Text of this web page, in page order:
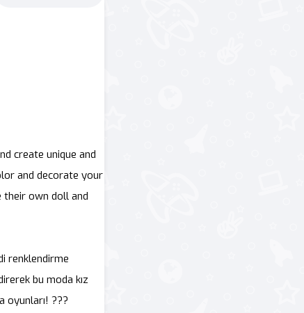
create unique and
and decorate your
own doll and
renklendirme
bu moda kız
oyunları! ???